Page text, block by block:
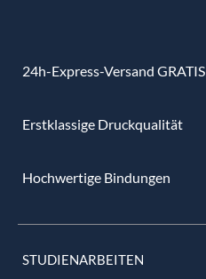
24h-Express-Versand GRATIS
Erstklassige Druckqualität
Hochwertige Bindungen
STUDIENARBEITEN